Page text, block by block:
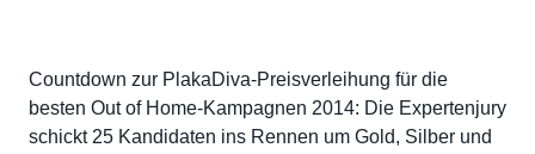
Countdown zur PlakaDiva-Preisverleihung für die
besten Out of Home-Kampagnen 2014: Die Expertenjury
schickt 25 Kandidaten ins Rennen um Gold, Silber und